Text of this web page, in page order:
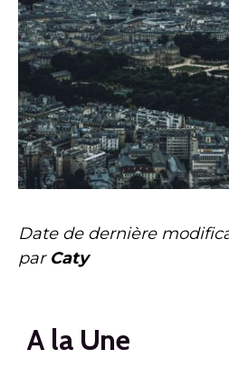
Date de dernière
par Caty
A la Une